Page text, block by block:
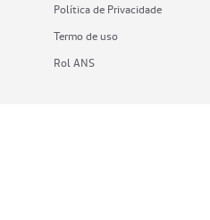
Política de Privacidade
Termo de uso
Rol ANS